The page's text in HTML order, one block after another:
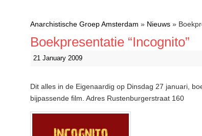
Anarchistische Groep Amsterdam » Nieuws »
Boekpresentatie “Incognito”
21 January 2009
Dit alles in de Eigenaardig op Dinsdag 27 januari,
bijpassende film. Adres Rustenburgerstraat 160